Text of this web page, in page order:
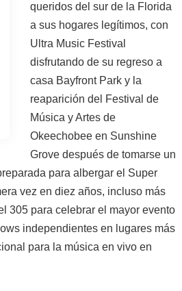
queridos del sur de la Florida
a sus hogares legítimos, con
Ultra Music Festival
disfrutando de su regreso a
casa Bayfront Park y la
reaparición del Festival de
Música y Artes de
Okeechobee en Sunshine
Grove después de tomarse un
para albergar el Super
vez en diez años, incluso más
305 para celebrar el mayor evento
independientes en lugares más
para la música en vivo en